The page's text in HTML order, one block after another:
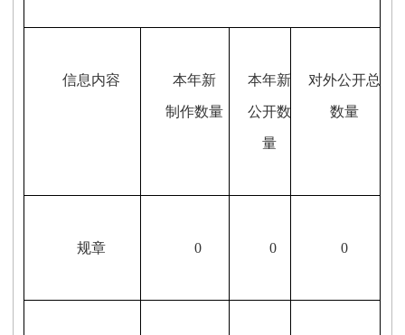
信息内容 本年新
制作数量
本年新
公开数
量
对外公开总
数量
规章 0 0 0